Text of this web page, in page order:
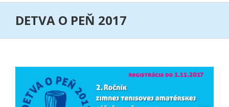
DETVA O PEŇ 2017